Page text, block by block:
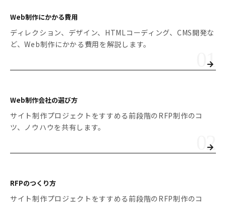
Web制作にかかる費用
ディレクション、デザイン、HTMLコーディング、CMS開発な
ど、Web制作にかかる費用を解説します。
Web制作会社の選び方
サイト制作プロジェクトをすすめる前段階のRFP制作のコ
ツ、ノウハウを共有します。
RFPのつくり方
サイト制作プロジェクトをすすめる前段階のRFP制作のコ